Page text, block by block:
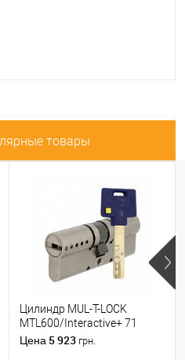
товары
Цилиндр MUL-T-LOCK
MTL600/Interactive+ 71
(31*40) никель сатин
Цена 5 923 грн.